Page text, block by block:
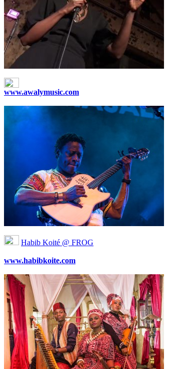
www.awalymusic.com
Habib Koité @ FROG
www.habibkoite.com